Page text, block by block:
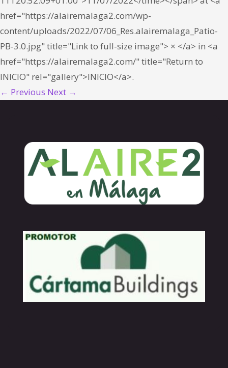
href="https://alairemalaga2.com/wp-
content/uploads/2022/07/06_Res.alairemalaga_Patio-
PB-3.0.jpg" title="Link to full-size image"> × </a> in <a
href="https://alairemalaga2.com/" title="Return to
INICIO" rel="gallery">INICIO</a>.
← Previous Next →